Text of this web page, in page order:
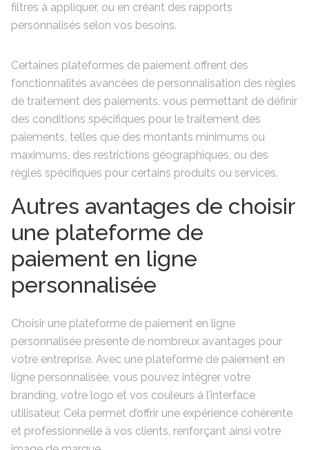
filtres à appliquer, ou en créant des rapports
personnalisés selon vos besoins.
Certaines plateformes de paiement offrent des
fonctionnalités avancées de personnalisation des règles
de traitement des paiements, vous permettant de définir
des conditions spécifiques pour le traitement des
paiements, telles que des montants minimums ou
maximums, des restrictions géographiques, ou des
règles spécifiques pour certains produits ou services.
Autres avantages de choisir
une plateforme de
paiement en ligne
personnalisée
Choisir une plateforme de paiement en ligne
personnalisée présente de nombreux avantages pour
votre entreprise. Avec une plateforme de paiement en
ligne personnalisée, vous pouvez intégrer votre
branding, votre logo et vos couleurs à l’interface
utilisateur. Cela permet d’offrir une expérience cohérente
et professionnelle à vos clients, renforçant ainsi votre